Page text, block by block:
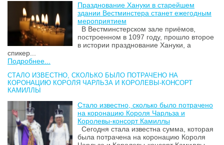
Празднование Хануки в старейшем
здании Вестминстера станет ежегодным
мероприятием
В Вестминстерском зале приёмов,
построенном в 1097 году, прошло второе
в истории празднование Хануки, а
спикер...
Подробнее...
СТАЛО ИЗВЕСТНО, СКОЛЬКО БЫЛО ПОТРАЧЕНО НА
КОРОНАЦИЮ КОРОЛЯ ЧАРЛЬЗА И КОРОЛЕВЫ-КОНСОРТ
КАМИЛЛЫ
Стало известно, сколько было потрачено
на коронацию Короля Чарльза и
Королевы-консорт Камиллы
Сегодня стала известна сумма, которая
была потрачена на коронацию Короля